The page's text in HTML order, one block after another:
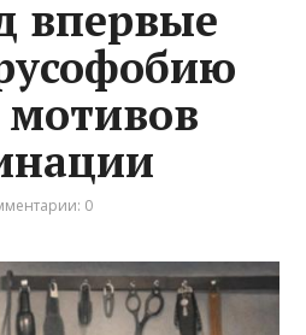
впервые
0